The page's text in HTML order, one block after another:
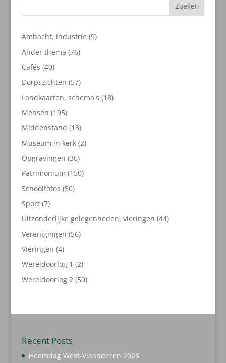
Zoeken
Ambacht, industrie 99
Ander thema 7676
Cafés 4040
producten
Dorpszichten 5757
producten
Landkaarten, schema's 1818
Mensen 195195
producten
Middenstand 1313
producten
Museum in kerk 22
Opgravingen 3636
producten
Patrimonium 150150
Schoolfotos 5050
Sport 77
producten
Uitzonderlijke gelegenheden, vieringen 4444
Verenigingen 5656
Vieringen 44
producten
Wereldoorlog 1 22
producten
Wereldoorlog 2 5050
Recent Posts
Heemdag West-Vlaanderen 2026